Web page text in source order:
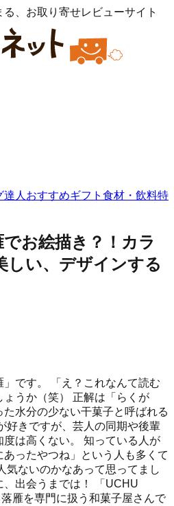
、お取り寄せレビューサイト
達人おすすめギフト 食材・飲料特
お絵描き？！カラ
しい、デザインする
です。 「え？これなんて読む
うか（笑） 正解は「らくが
水分の少ない干菓子と呼ばれる
好きですが、芸人の同期や後輩
は高くない。 知っている人が
ったやつね」という人も多くて
気ないのかなあって思ってまし
出会うまでは！ 「UCHU
雁を専門に扱う和菓子屋さんで